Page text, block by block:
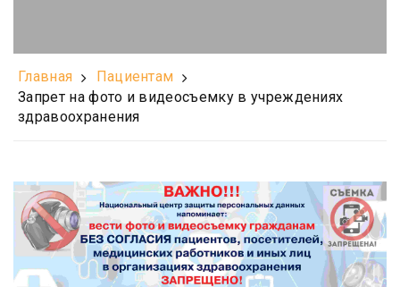
Главная
Пациентам
Запрет на фото и видеосъемку в учреждениях
здравоохранения